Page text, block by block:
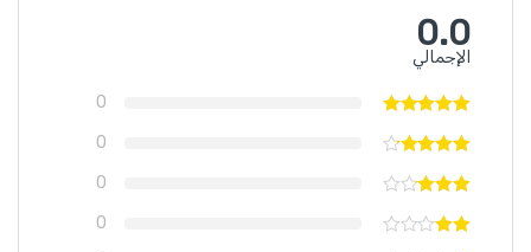
0.0
الإجمالي
0
0
0
0